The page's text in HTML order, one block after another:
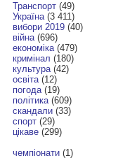
Транспорт(49)
Україна(3 411)
вибори 2019(40)
війна(696)
економіка(479)
кримінал (180)
культура(42)
освіта(12)
погода(19)
політика(609)
скандали(33)
спорт(29)
цікаве(299)
чемпіонати(1)